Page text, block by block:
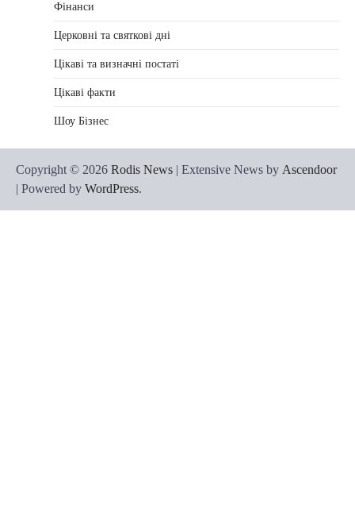
Фінанси
Церковні та святкові дні
Цікаві та визначні постаті
Цікаві факти
Шоу Бізнес
Copyright © 2026 Rodis News | Extensive News by Ascendoor
| Powered by WordPress.